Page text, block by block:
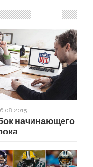
начинающего